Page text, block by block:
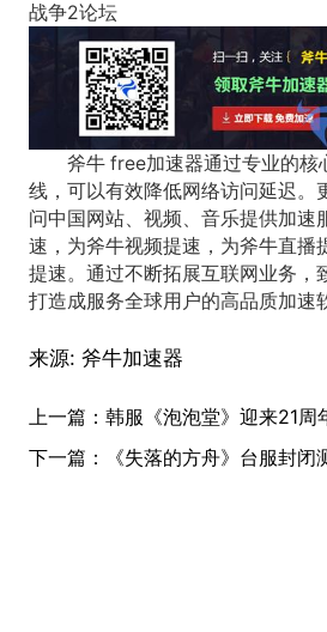
战争2论坛
斧牛 free加速器通过专业的核
线，可以有效降低网络访问延迟。
问中国网站、视频、音乐提供加速
速，为斧牛视频提速，为斧牛直播
提速。通过不断拓展互联网业务，
打造成服务全球用户的高品质加速
来源: 斧牛加速器
上一篇：韩服《泡泡堂》迎来21周
下一篇：
《失落的方舟》台服封闭